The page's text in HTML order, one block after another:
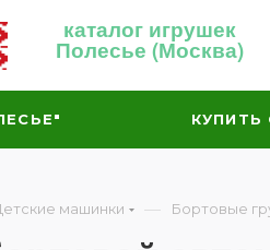
каталог игрушек
Полесье (Москва)
машинки — Бортовые